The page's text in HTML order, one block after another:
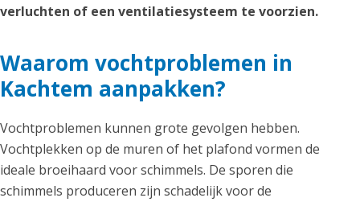
verluchten of een ventilatiesysteem te voorzien.
Waarom vochtproblemen in
Kachtem aanpakken?
Vochtproblemen kunnen grote gevolgen hebben.
Vochtplekken op de muren of het plafond vormen de
ideale broeihaard voor schimmels. De sporen die
schimmels produceren zijn schadelijk voor de